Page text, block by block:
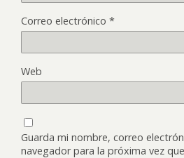
Correo electrónico *
Web
Guarda mi nombre, correo
navegador para la próxima vez